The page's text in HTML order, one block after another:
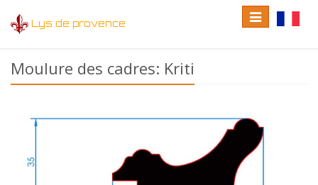
Lys de provence
language
Toggle
navigation
Moulure des cadres: Kriti